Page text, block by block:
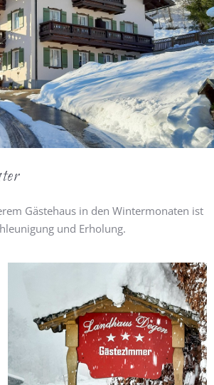
Gästehaus in den Wintermonaten ist
und Erholung.